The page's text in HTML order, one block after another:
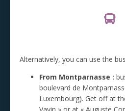
Alternatively, you can use the
From Montparnasse :
boulevard de
Luxembourg). Get off at